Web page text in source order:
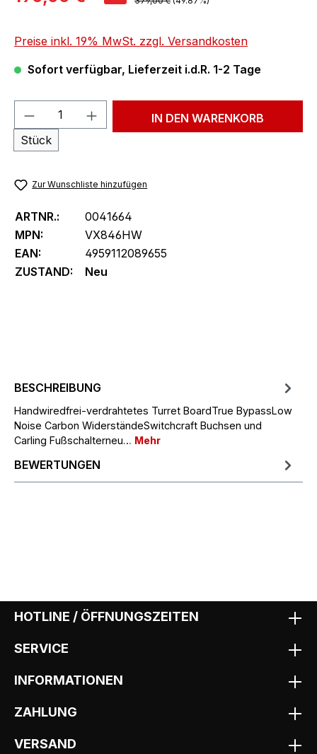
Preise inkl. 19% MwSt. zzgl. Versandkosten
Sofort verfügbar, Lieferzeit i.d.R. 1-2 Tage
Produkt Anzahl: Gib den
Stück
IN DEN WARENKORB
Zur Wunschliste hinzufügen
ARTNR.:
0041664
MPN:
VX846HW
EAN:
4959112089655
ZUSTAND:
Neu
BESCHREIBUNG
Handwiredfrei-verdrahtetes Turret BoardTrue BypassLow
Noise Carbon WiderständeSwitchcraft Buchsen und
Carling Fußschalterneu… Mehr
BEWERTUNGEN
HOTLINE / ÖFFNUNGSZEITEN
SERVICE
INFORMATIONEN
ZAHLUNG
VERSAND